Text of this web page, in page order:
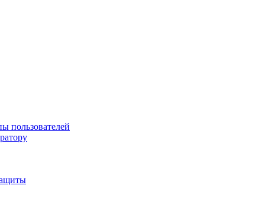
пользователей